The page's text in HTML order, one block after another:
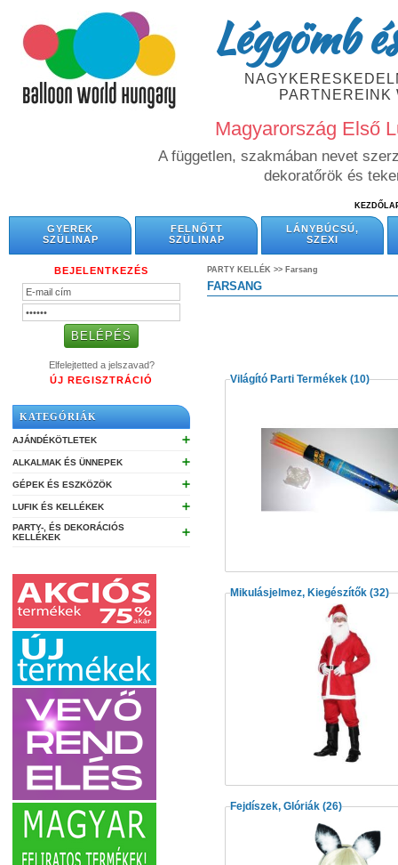
Léggömb
PARTNEREINK
Magyarország Első
A független, szakmában nevet
dekoratőrök és
GYEREK
SZÜLINAP
FELNŐTT
SZÜLINAP
LÁNYBÚCSÚ,
SZEXI
BEJELENTKEZÉS
Elfelejtetted a jelszavad?
ÚJ REGISZTRÁCIÓ
KATEGÓRIÁK
AJÁNDÉKÖTLETEK ➕
ALKALMAK ÉS ÜNNEPEK ➕
GÉPEK ÉS ESZKÖZÖK ➕
LUFIK ÉS KELLÉKEK ➕
PARTY-, ÉS DEKORÁCIÓS
KELLÉKEK
➕
PARTY KELLÉK >> Farsang
FARSANG
Világító Parti Termékek(10)
Mikulásjelmez, Kiegészítők(32)
Fejdíszek, Glóriák(26)